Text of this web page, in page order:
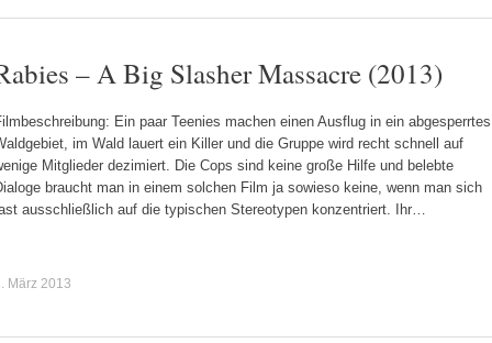
– A Big Slasher Massacre (2013)
Ein paar Teenies machen einen Ausflug in ein abgesperrtes
im Wald lauert ein Killer und die Gruppe wird recht schnell auf
Mitglieder dezimiert. Die Cops sind keine große Hilfe und belebte
braucht man in einem solchen Film ja sowieso keine, wenn man sich
ausschließlich auf die typischen Stereotypen konzentriert. Ihr…
März 2013